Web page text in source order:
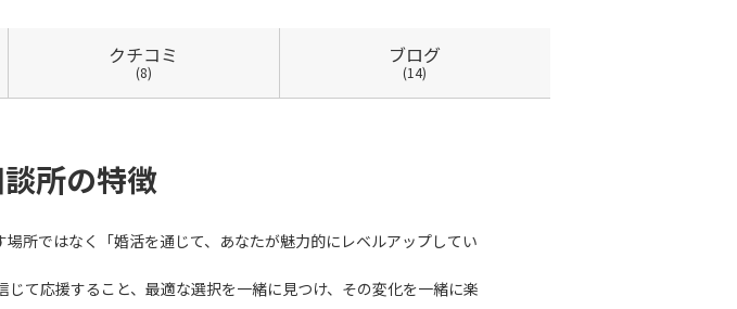
クチコミ
(8)
ブログ
(14)
所の特徴
所ではなく「婚活を通じて、あなたが魅力的にレベルアップしてい
て応援すること、最適な選択を一緒に見つけ、その変化を一緒に楽